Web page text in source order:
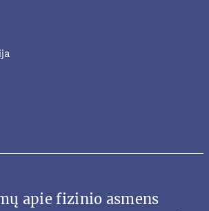
apie fizinio asmens